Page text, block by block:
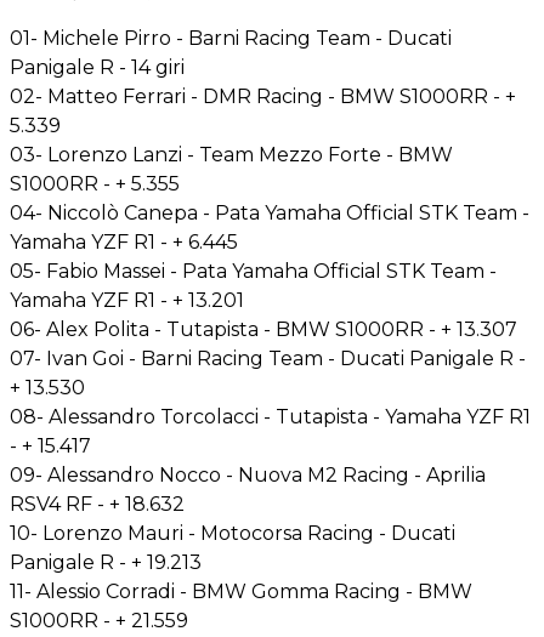
01- Michele Pirro - Barni Racing Team - Ducati
Panigale R - 14 giri
02- Matteo Ferrari - DMR Racing - BMW S1000RR - +
5.339
03- Lorenzo Lanzi - Team Mezzo Forte - BMW
S1000RR - + 5.355
04- Niccolò Canepa - Pata Yamaha Official STK Team -
Yamaha YZF R1 - + 6.445
05- Fabio Massei - Pata Yamaha Official STK Team -
Yamaha YZF R1 - + 13.201
06- Alex Polita - Tutapista - BMW S1000RR - + 13.307
07- Ivan Goi - Barni Racing Team - Ducati Panigale R -
+ 13.530
08- Alessandro Torcolacci - Tutapista - Yamaha YZF R1
- + 15.417
09- Alessandro Nocco - Nuova M2 Racing - Aprilia
RSV4 RF - + 18.632
10- Lorenzo Mauri - Motocorsa Racing - Ducati
Panigale R - + 19.213
11- Alessio Corradi - BMW Gomma Racing - BMW
S1000RR - + 21.559